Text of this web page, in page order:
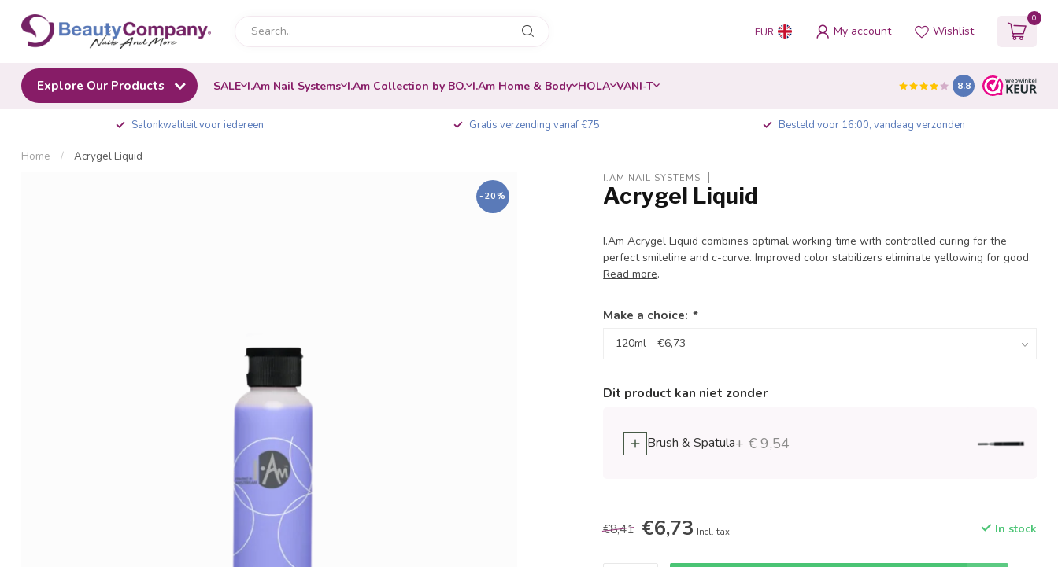
EUR My account Wishlist
0
Explore Our Products SALE I.Am Nail Systems I.Am Collection by BO. I.Am Home & Body HOLA VANI-T 8.8
Salonkwaliteit voor iedereen Gratis verzending vanaf €75 Besteld voor 16:00, vandaag verzonden
Home / Acrygel Liquid
-20%
I.AM NAIL SYSTEMS
Acrygel Liquid
I.Am Acrygel Liquid combines optimal working time with controlled curing for the
perfect smileline and c-curve. Improved color stabilizers eliminate yellowing for good.
Read more.
Make a choice: *
Dit product kan niet zonder
Brush & Spatula+ € 9,54
€8,41 €6,73 Incl. tax In stock